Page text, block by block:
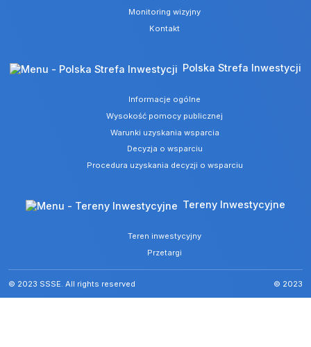
Monitoring wizyjny
Kontakt
Polska Strefa Inwestycji
Informacje ogólne
Wysokość pomocy publicznej
Warunki uzyskania wsparcia
Decyzja o wsparciu
Procedura uzyskania decyzji o wsparciu
Tereny Inwestycyjne
Teren inwestycyjny
Przetargi
© 2023 SSSE. All rights reserved © 2023